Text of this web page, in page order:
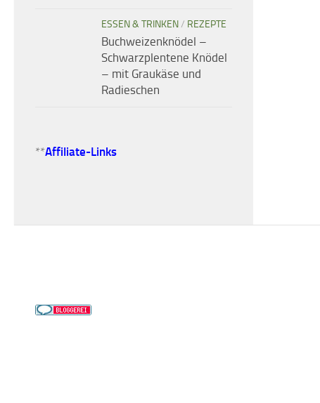
ESSEN & TRINKEN/ REZEPTE
Buchweizenknödel –
Schwarzplentene Knödel
– mit Graukäse und
Radieschen
**Affiliate-Links